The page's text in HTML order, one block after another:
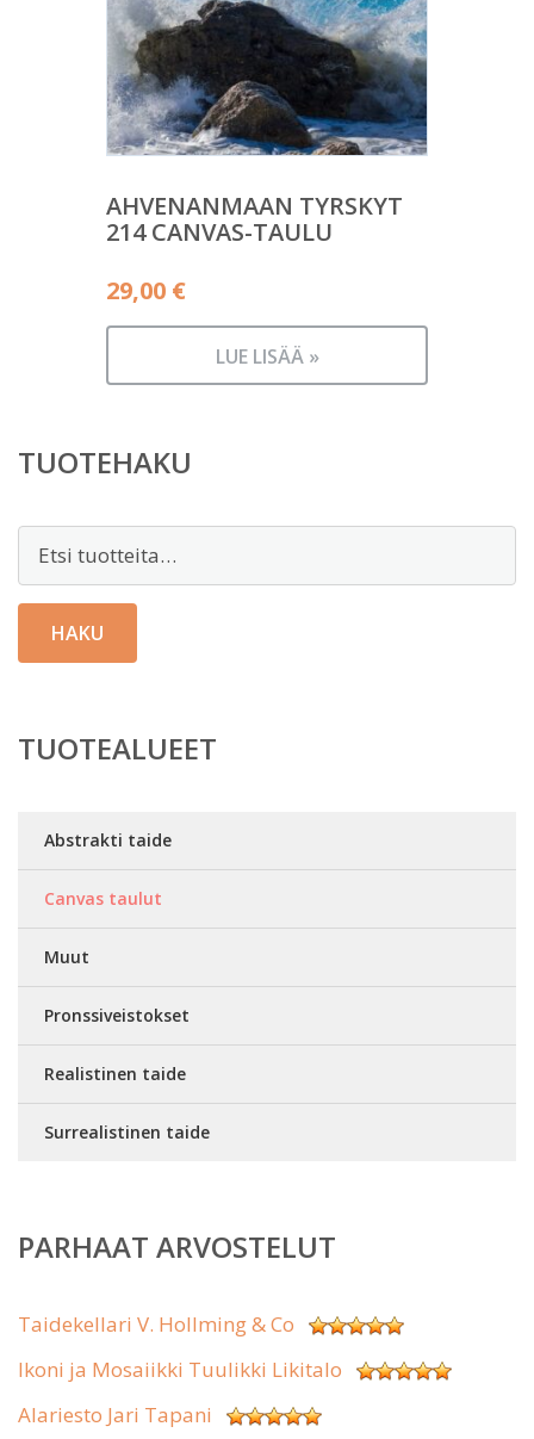
AHVENANMAAN TYRSKYT
214 CANVAS-TAULU
29,00 €
LUE LISÄÄ »
TUOTEHAKU
Etsi:
HAKU
TUOTEALUEET
Abstrakti taide
Canvas taulut
Muut
Pronssiveistokset
Realistinen taide
Surrealistinen taide
PARHAAT ARVOSTELUT
Taidekellari V. Hollming & Co
Ikoni ja Mosaiikki Tuulikki Likitalo
Alariesto Jari Tapani